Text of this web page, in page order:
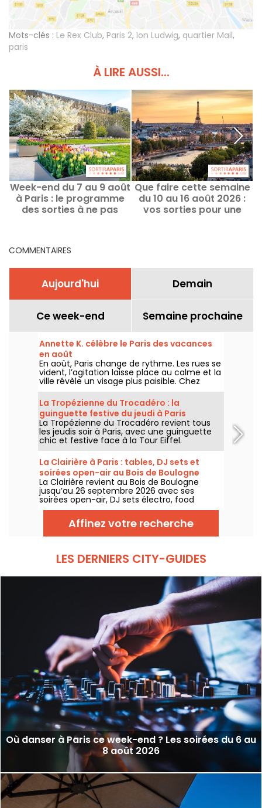
Mots-clés : Le Rex Club, Paris 2, Ion Ludwig, quartier Mail,
paris
À LIRE AUSSI...
Week-end du 7 au 9 août
à Paris : le programme
des sorties à ne pas
Que faire cette semaine
du 10 au 16 août 2026 :
vos sorties pour une
COMMENTAIRES
Aujourd'hui Demain
Ce week-end Semaine prochaine
Annette K. célèbre le Paris des vacances
en août
En août, Paris change de rythme. Les rues se
vident, l’agitation laisse place au calme et la
ville révèle un visage plus paisible. Chez
Annette K., on profite de cette parenthèse
unique pour prolonger l’esprit des vacances,
les pieds presque dans l’eau, avant le retour
à la rentrée.
La Tropézienne du Trocadéro : la
guinguette festive du jeudi à Paris
La Tropézienne du Trocadéro revient tous
les jeudis soir à Paris, avec une guinguette
chic et festive face à la Tour Eiffel.
La Clairière à Paris : tables, DJ sets et
soirées open-air au Bois de Boulogne
La Clairière revient au Bois de Boulogne
jusqu’au 26 septembre 2026 avec ses
soirées open-air, DJ sets électro, food
trucks, zone chill et tables à réserver. Installé
au Domaine de Longchamp, ce club en plein
air parisien accueille le public les vendredis
et samedis soir, avec plusieurs temps forts
Affinez votre recherche
LES DERNIERS CITY-GUIDES
Où danser à Paris ce week-end ? Les soirées du 6 au
8 août 2026